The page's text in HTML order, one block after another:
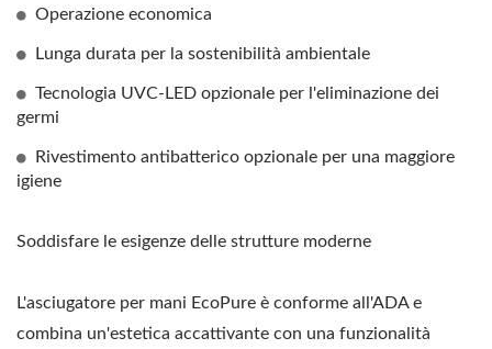
Operazione economica
Lunga durata per la sostenibilità ambientale
Tecnologia UVC-LED opzionale per l'eliminazione dei
germi
Rivestimento antibatterico opzionale per una maggiore
igiene
Soddisfare le esigenze delle strutture moderne
L'asciugatore per mani EcoPure è conforme all'ADA e
combina un'estetica accattivante con una funzionalità